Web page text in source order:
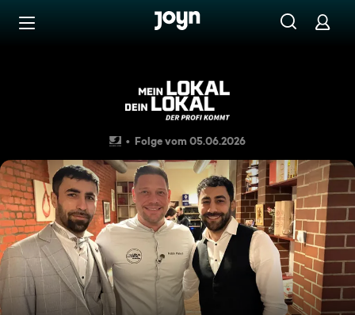
Zum Inhalt springen
Großes Finale im
Folge vom 05.06.2026